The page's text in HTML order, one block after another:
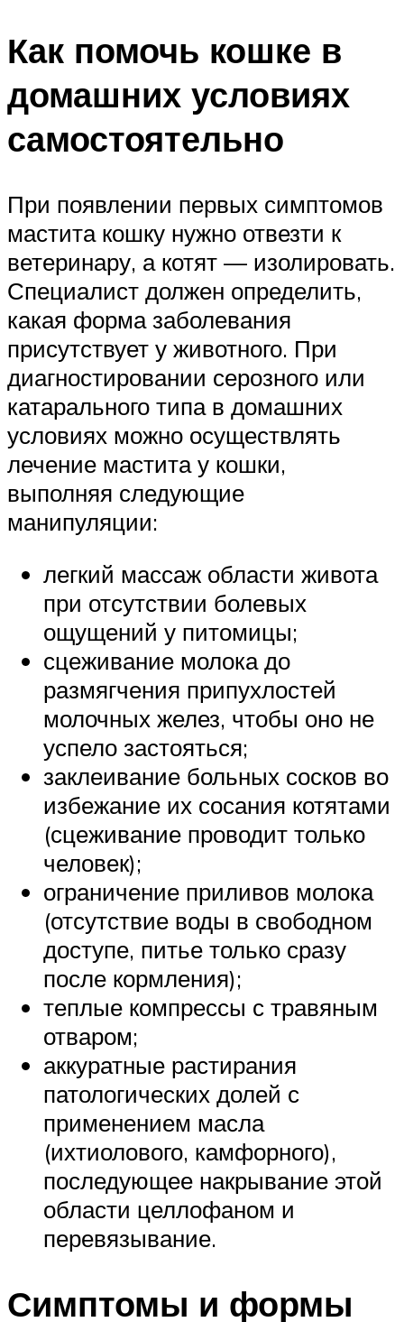
Как помочь кошке в
домашних условиях
самостоятельно
При появлении первых симптомов
мастита кошку нужно отвезти к
ветеринару, а котят — изолировать.
Специалист должен определить,
какая форма заболевания
присутствует у животного. При
диагностировании серозного или
катарального типа в домашних
условиях можно осуществлять
лечение мастита у кошки,
выполняя следующие
манипуляции:
легкий массаж области живота
при отсутствии болевых
ощущений у питомицы;
сцеживание молока до
размягчения припухлостей
молочных желез, чтобы оно не
успело застояться;
заклеивание больных сосков во
избежание их сосания котятами
(сцеживание проводит только
человек);
ограничение приливов молока
(отсутствие воды в свободном
доступе, питье только сразу
после кормления);
теплые компрессы с травяным
отваром;
аккуратные растирания
патологических долей с
применением масла
(ихтиолового, камфорного),
последующее накрывание этой
области целлофаном и
перевязывание.
Симптомы и формы